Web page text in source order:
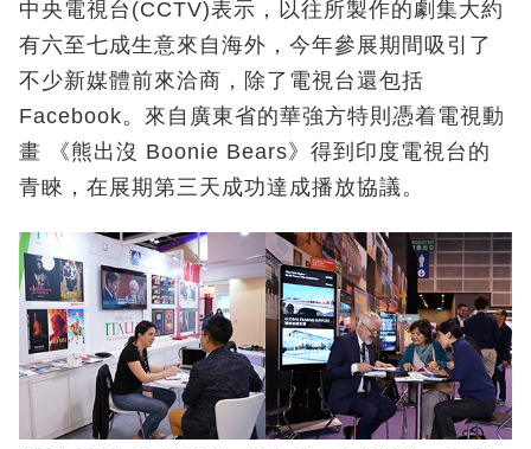
中央電視台(CCTV)表示，以往所製作的劇集大約
有六至七成生意來自海外，今年參展期間吸引了
不少新媒體前來洽商，除了電視台還包括
Facebook。來自廣東省的華強方特則憑着電視動
畫 《熊出沒 Boonie Bears》得到印度電視台的
青睞，在展期第三天成功達成播放協議。